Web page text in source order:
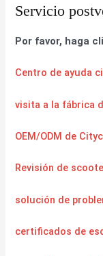
Servicio
Por favor, haga
Centro de ayuda
visita a la fábrica
OEM/ODM de
Revisión de
solución de
certificados de